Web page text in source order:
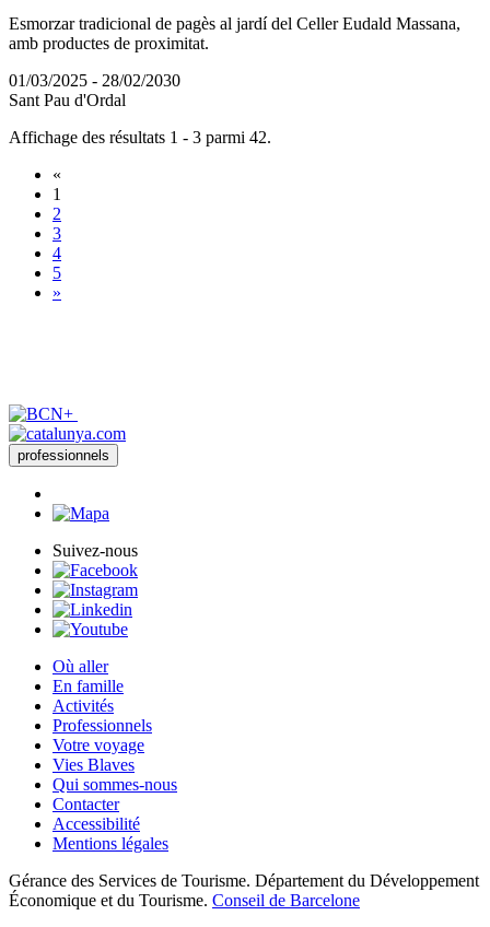
Esmorzar tradicional de pagès al jardí del Celler Eudald Massana,
amb productes de proximitat.
01/03/2025 - 28/02/2030
Sant Pau d'Ordal
Affichage des résultats 1 - 3 parmi 42.
«
1
2
3
4
5
»
professionnels
Suivez-nous
Où aller
En famille
Activités
Professionnels
Votre voyage
Vies Blaves
Qui sommes-nous
Contacter
Accessibilité
Mentions légales
Gérance des Services de Tourisme. Département du Développement
Économique et du Tourisme. Conseil de Barcelone